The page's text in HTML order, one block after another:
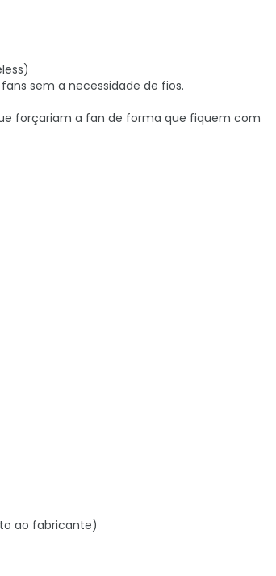
sem a necessidade de fios.
forçariam a fan de forma que fiquem com
ao fabricante)